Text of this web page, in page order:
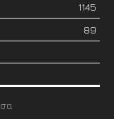
1145
89